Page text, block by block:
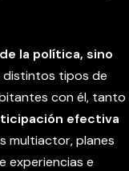
la política, sino
distintos tipos de
con él, tanto
efectiva
multiactor, planes
experiencias e